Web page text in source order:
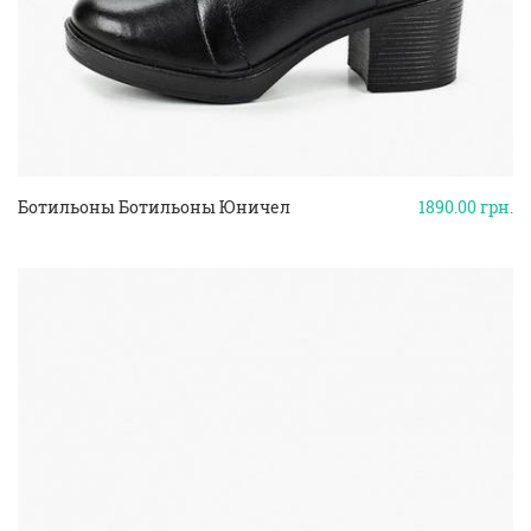
1890.00грн.
Ботильоны Ботильоны Юничел